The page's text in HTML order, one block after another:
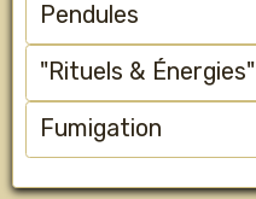
Pendules
"Rituels & Énergies"
Fumigation